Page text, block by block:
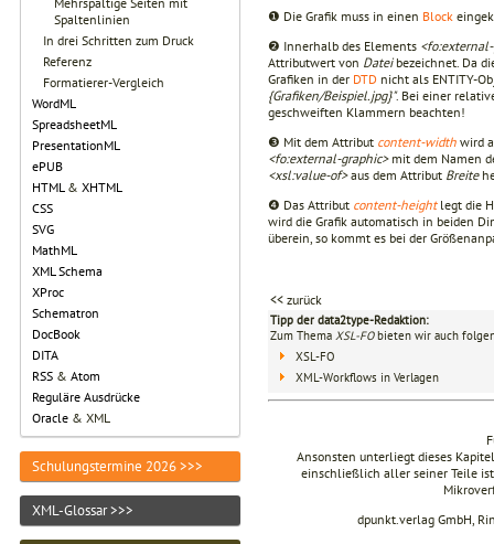
Spaltenlinien
In drei Schritten zum Druck
Referenz
Formatierer-Vergleich
WordML
SpreadsheetML
PresentationML
ePUB
HTML& XHTML
CSS
SVG
MathML
XML Schema
XProc
Schematron
DocBook
DITA
RSS & Atom
Reguläre Ausdrücke
Oracle & XML
Schulungstermine 2026 >>>
XML-Glossar >>>
❶ Die Grafik muss in einen Block
❷ Innerhalb des Elements
Attributwert von Dateibezeichnet. Da
Grafiken in der DTD nicht als ENTITY-
{Grafiken/Beispiel.jpg}". Bei einer
geschweiften Klammern beachten!
❸ Mit dem Attribut content-width wird
<fo:external-graphic>mit dem Namen
<xsl:value-of>aus dem Attribut Breite
❹ Das Attribut content-heightlegt die
wird die Grafik automatisch in beiden
überein, so kommt es bei der
<< zurück
Tipp der data2type-Redaktion:
Zum Thema XSL-FObieten wir auch
XSL-FO
XML-Workflows in Verlagen
Ansonsten unterliegt dieses
einschließlich aller seiner Teile
dpunkt.verlag GmbH,